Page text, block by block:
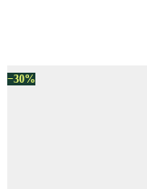
−30%